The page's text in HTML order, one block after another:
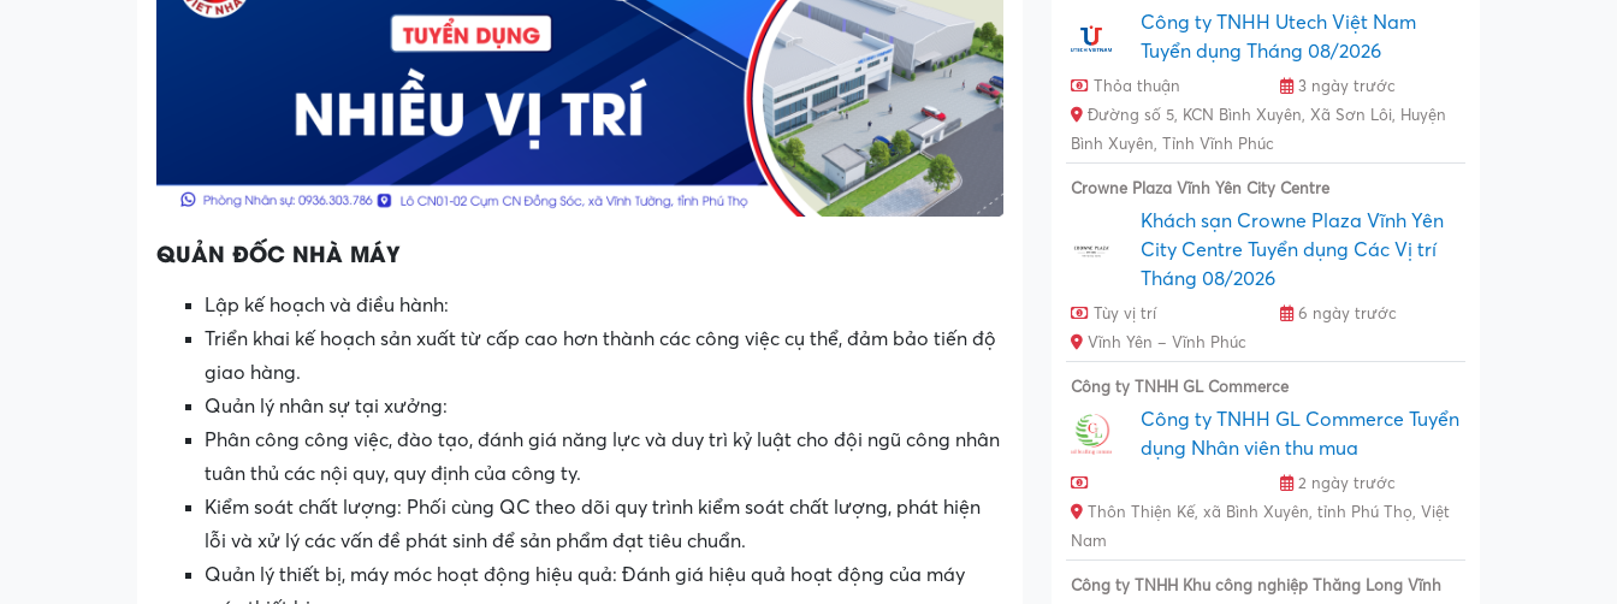
QUẢN ĐỐC NHÀ MÁY
Lập kế hoạch và điều hành:
Triển khai kế hoạch sản xuất từ cấp cao hơn thành các công việc cụ thể, đảm bảo tiến độ
giao hàng.
Quản lý nhân sự tại xưởng:
Phân công công việc, đào tạo, đánh giá năng lực và duy trì kỷ luật cho đội ngũ công nhân
tuân thủ các nội quy, quy định của công ty.
Kiểm soát chất lượng: Phối cùng QC theo dõi quy trình kiểm soát chất lượng, phát hiện
lỗi và xử lý các vấn đề phát sinh để sản phẩm đạt tiêu chuẩn.
Quản lý thiết bị, máy móc hoạt động hiệu quả: Đánh giá hiệu quả hoạt động của máy
Công ty TNHH Utech Việt Nam
Tuyển dụng Tháng 08/2026
Thỏa thuận
3 ngày trước
Đường số 5, KCN Bình Xuyên, Xã Sơn Lôi, Huyện
Bình Xuyên, Tỉnh Vĩnh Phúc
Crowne Plaza Vĩnh Yên City Centre
Khách sạn Crowne Plaza Vĩnh Yên
City Centre Tuyển dụng Các Vị trí
Tháng 08/2026
Tùy vị trí
6 ngày trước
Vĩnh Yên – Vĩnh Phúc
Công ty TNHH GL Commerce
Công ty TNHH GL Commerce Tuyển
dụng Nhân viên thu mua
2 ngày trước
Thôn Thiện Kế, xã Bình Xuyên, tỉnh Phú Thọ, Việt
Nam
Công ty TNHH Khu công nghiệp Thăng Long Vĩnh